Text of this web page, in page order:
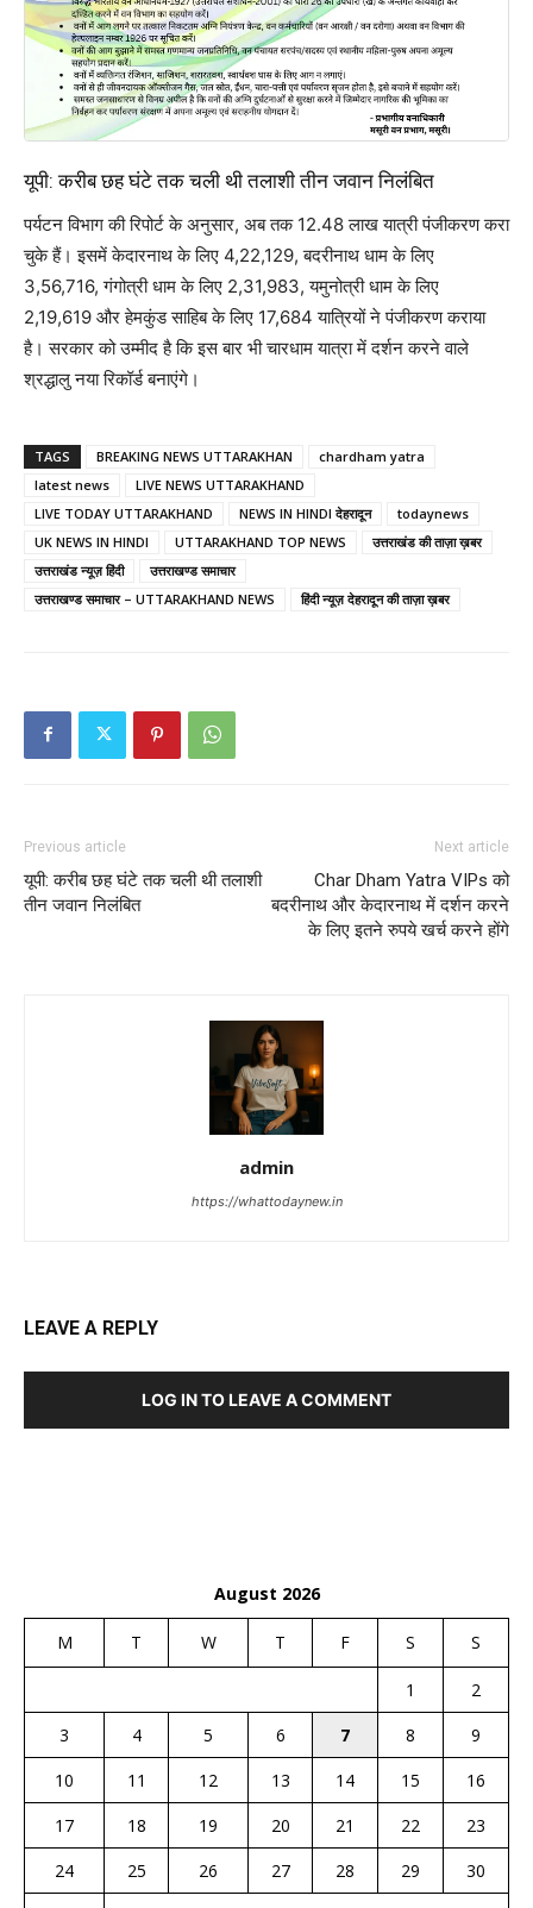
यूपी: करीब छह घंटे तक चली थी तलाशी तीन जवान निलंबित
पर्यटन विभाग की रिपोर्ट के अनुसार, अब तक 12.48 लाख यात्री पंजीकरण करा
चुके हैं। इसमें केदारनाथ के लिए 4,22,129, बदरीनाथ धाम के लिए
3,56,716, गंगोत्री धाम के लिए 2,31,983, यमुनोत्री धाम के लिए
2,19,619 और हेमकुंड साहिब के लिए 17,684 यात्रियों ने पंजीकरण कराया
है। सरकार को उम्मीद है कि इस बार भी चारधाम यात्रा में दर्शन करने वाले
श्रद्धालु नया रिकॉर्ड बनाएंगे।
TAGS BREAKING NEWS UTTARAKHAN
chardham yatra
latest news
LIVE NEWS UTTARAKHAND
LIVE TODAY UTTARAKHAND
NEWS IN HINDI देहरादून
todaynews
UK NEWS IN HINDI
UTTARAKHAND TOP NEWS
उत्तराखंड की ताज़ा ख़बर
उत्तराखंड न्यूज़ हिंदी
उत्तराखण्ड समाचार
उत्तराखण्ड समाचार – UTTARAKHAND NEWS
हिंदी न्यूज़ देहरादून की ताज़ा ख़बर
Previous article
यूपी: करीब छह घंटे तक चली थी तलाशी
तीन जवान निलंबित
Next article
Char Dham Yatra VIPs को
बदरीनाथ और केदारनाथ में दर्शन करने
के लिए इतने रुपये खर्च करने होंगे
admin
https://whattodaynew.in
LEAVE A REPLY
LOG IN TO LEAVE A COMMENT
August 2026
M T W T F S S
1
2
3
4 5 6 7 8
9
10
11 12 13 14 15
16
17
18 19 20 21 22
23
24
25 26 27 28 29
30